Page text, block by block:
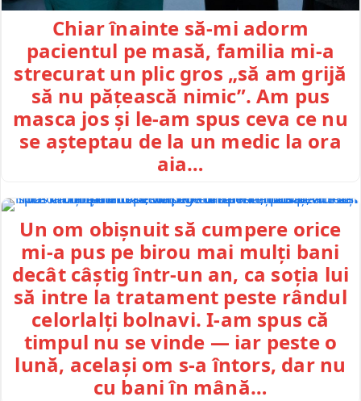
Chiar înainte să-mi adorm
pacientul pe masă, familia mi-a
strecurat un plic gros „să am grijă
să nu pățească nimic”. Am pus
masca jos și le-am spus ceva ce nu
se așteptau de la un medic la ora
aia…
Un om obișnuit să cumpere orice
mi-a pus pe birou mai mulți bani
decât câștig într-un an, ca soția lui
să intre la tratament peste rândul
celorlalți bolnavi. I-am spus că
timpul nu se vinde — iar peste o
lună, același om s-a întors, dar nu
cu bani în mână…